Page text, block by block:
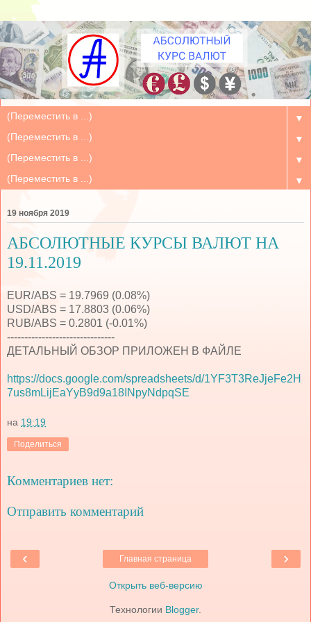
▼
▼
▼
▼
19 ноября 2019
АБСОЛЮТНЫЕ КУРСЫ ВАЛЮТ НА
19.11.2019
EUR/ABS = 19.7969 (0.08%)
USD/ABS = 17.8803 (0.06%)
RUB/ABS = 0.2801 (-0.01%)
-------------------------------
ДЕТАЛЬНЫЙ ОБЗОР ПРИЛОЖЕН В ФАЙЛЕ
https://docs.google.com/spreadsheets/d/1YF3T3ReJjeFe2H
7us8mLijEaYyB9d9a18INpyNdpqSE
на 19:19
Поделиться
Комментариев нет:
Отправить комментарий
‹ ›
Главная страница
Открыть веб-версию
Технологии Blogger.